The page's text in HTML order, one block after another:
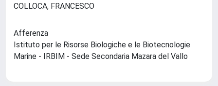
COLLOCA, FRANCESCO
Afferenza
Istituto per le Risorse Biologiche e le Biotecnologie
Marine - IRBIM - Sede Secondaria Mazara del Vallo